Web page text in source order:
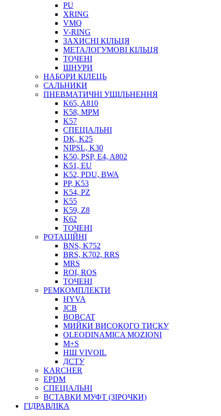
ПІСТОЛЕТИ
НАСОСИ ТА ПОМПИ
НАГНІТАЧІ
МУФТИ (НАСАДКИ) ДЛЯ ШПРИЦІВ
МАСЛЯНКИ, ЛІЙКИ
ПРЕС-МАСЛЯНКИ
ШЛАНГИ, ТРУБКИ
ШПРИЦИ МАСТИЛЬНІ
ТОСОЛ, АНТИФРИЗ
ОЛИВА-ПАЛИВО
ПОВІТРЯ-ВОДА
ДЛЯ ЗВАРЮВАННЯ
НАПІРНО-ВСМОКТУЮЧІ
ФІЛЬТРИ ДЛЯ ПАЛЬНОГО
ПІДДОНИ ДЛЯ БОЧОК
МОДУЛЬНІ АЗС
МЕТРОЛОГІЧНЕ ОБЛАДНАННЯ
ЛІЧИЛЬНИКИ І ВИТРАТОМІРИ ДЛЯ ПАЛЬНОГО
КОТУШКИ ДЛЯ ШЛАНГІВ
PU
XRING
VMQ
V-RING
ЗАХИСНІ КІЛЬЦЯ
МЕТАЛОГУМОВІ КІЛЬЦЯ
ТОЧЕНІ
ШНУРИ
НАБОРИ КІЛЕЦЬ
САЛЬНИКИ
ПНЕВМАТИЧНІ УЩІЛЬНЕННЯ
K65, A810
K58, MPM
K57
СПЕЦІАЛЬНІ
DK, K25
NIPSL, K30
K50, PSP, E4, A802
K51, EU
K52, PDU, BWA
PP, K53
K54, PZ
K55
K59, Z8
K62
ТОЧЕНІ
РОТАЦІЙНІ
BNS, K752
BRS, K702, RRS
MRS
ROI, ROS
ТОЧЕНІ
РЕМКОМПЛЕКТИ
HYVA
JCB
BOBCAT
МИЙКИ ВИСОКОГО ТИСКУ
OLEODINAMICA MOZIONI
M+S
НШ VIVOIL
ДСТУ
KARCHER
EPDM
СПЕЦІАЛЬНІ
ВСТАВКИ МУФТ (ЗІРОЧКИ)
ГІДРАВЛІКА